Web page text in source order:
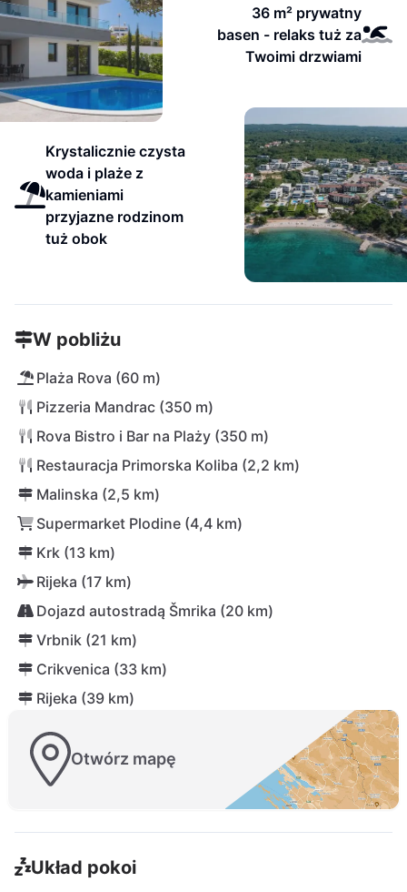
36 m² prywatny
basen - relaks tuż za
Twoimi drzwiami
Krystalicznie czysta
woda i plaże z
kamieniami
przyjazne rodzinom
tuż obok
W pobliżu
Plaża Rova (60 m)
Pizzeria Mandrac (350 m)
Rova Bistro i Bar na Plaży (350 m)
Restauracja Primorska Koliba (2,2 km)
Malinska (2,5 km)
Supermarket Plodine (4,4 km)
Krk (13 km)
Rijeka (17 km)
Dojazd autostradą Šmrika (20 km)
Vrbnik (21 km)
Crikvenica (33 km)
Rijeka (39 km)
Otwórz mapę
Układ pokoi